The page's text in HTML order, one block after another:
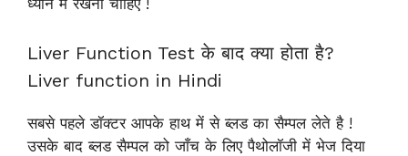
ध्यान में रखना चाहिए !
Liver Function Test के बाद क्या होता है?
Liver function in Hindi
सबसे पहले डॉक्टर आपके हाथ में से ब्लड का सैम्पल लेते है !
उसके बाद ब्लड सैम्पल को जाँच के लिए पैथोलॉजी में भेज दिया